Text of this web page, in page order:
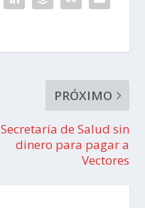
PRÓXIMO
Secretaría de Salud sin
dinero para pagar a
Vectores